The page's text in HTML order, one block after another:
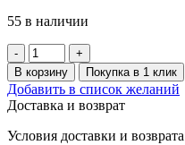
55 в наличии
Количество
товара
SNABBAKAT
Губки
единорог,розовая/
оранжевая
В корзину Покупка в 1 клик
Добавить в список желаний
Доставка и возврат
Условия доставки и возврата